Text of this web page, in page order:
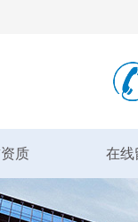
质 在线